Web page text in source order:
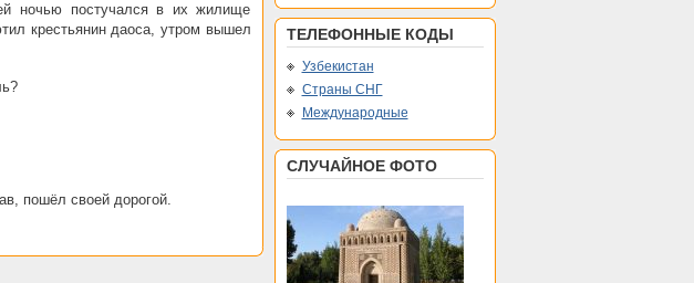
ночью постучался в их жилище
крестьянин даоса, утром вышел
пошёл своей дорогой.
ТЕЛЕФОННЫЕ КОДЫ
Узбекистан
Страны СНГ
Международные
СЛУЧАЙНОЕ ФОТО